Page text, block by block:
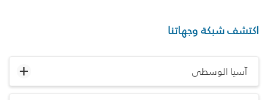
اكتشف شبكة وجهاتنا
آسيا الوسطى